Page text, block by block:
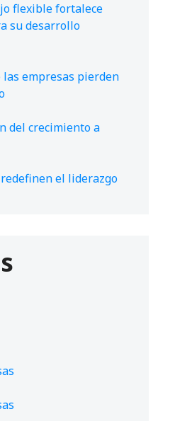
flexible fortalece
su desarrollo
empresas pierden
del crecimiento a
el liderazgo